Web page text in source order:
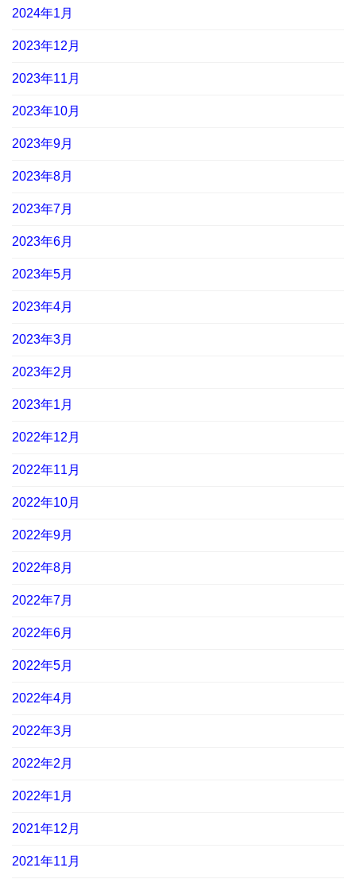
2024年1月
2023年12月
2023年11月
2023年10月
2023年9月
2023年8月
2023年7月
2023年6月
2023年5月
2023年4月
2023年3月
2023年2月
2023年1月
2022年12月
2022年11月
2022年10月
2022年9月
2022年8月
2022年7月
2022年6月
2022年5月
2022年4月
2022年3月
2022年2月
2022年1月
2021年12月
2021年11月